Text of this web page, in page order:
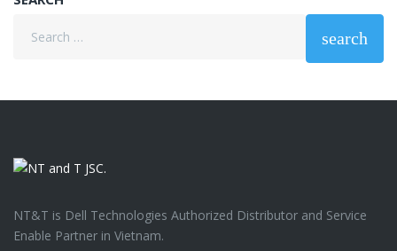
search
NT&T is Dell Technologies Authorized Distributor and Service
Enable Partner in Vietnam.